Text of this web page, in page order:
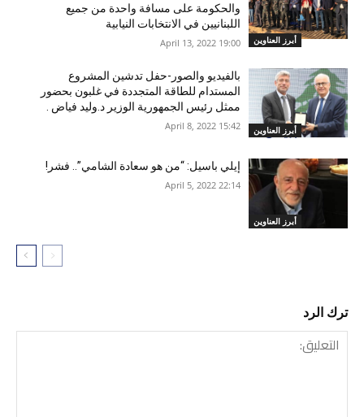
أبرز العناوين
والحكومة على مسافة واحدة من جميع
اللبنانيين في الانتخابات النيابية
19:00 2022 ,April 13
أبرز العناوين
بالفيديو والصور-حفل تدشين المشروع
المستدام للطاقة المتجددة في غلبون بحضور
ممثل رئيس الجمهورية الوزير د.وليد فياض .
15:42 2022 ,April 8
أبرز العناوين
إيلي باسيل: “من هو سعادة الشامي”.. فشر!
22:14 2022 ,April 5
ترك الرد